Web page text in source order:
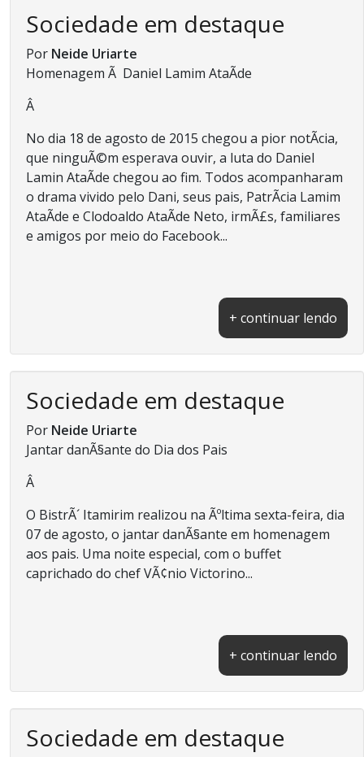
Sociedade em destaque
Por Neide Uriarte
Homenagem Ã Daniel Lamim AtaÃ­de
Â
No dia 18 de agosto de 2015 chegou a pior notÃ­cia,
que ninguÃ©m esperava ouvir, a luta do Daniel
Lamin AtaÃ­de chegou ao fim. Todos acompanharam
o drama vivido pelo Dani, seus pais, PatrÃ­cia Lamim
AtaÃ­de e Clodoaldo AtaÃ­de Neto, irmÃ£s, familiares
e amigos por meio do Facebook...
+ continuar lendo
Sociedade em destaque
Por Neide Uriarte
Jantar danÃ§ante do Dia dos Pais
Â
O BistrÃ´ Itamirim realizou na Ãºltima sexta-feira, dia
07 de agosto, o jantar danÃ§ante em homenagem
aos pais. Uma noite especial, com o buffet
caprichado do chef VÃ¢nio Victorino...
+ continuar lendo
Sociedade em destaque